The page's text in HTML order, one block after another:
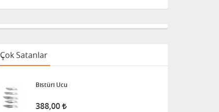
Çok Satanlar
Bistüri Ucu
388,00